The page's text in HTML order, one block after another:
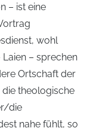
– ist eine
wohl
– sprechen
Ortschaft der
die theologische
die
nahe fühlt, so